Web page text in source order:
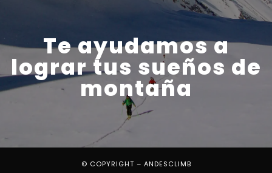
Te ayudamos a
lograr tus sueños de
montaña
© COPYRIGHT – ANDESCLIMB